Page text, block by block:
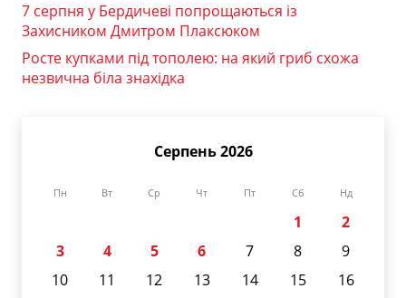
7 серпня у Бердичеві попрощаються із
Захисником Дмитром Плаксюком
Росте купками під тополею: на який гриб схожа
незвична біла знахідка
Серпень 2026
Пн Вт Ср Чт Пт Сб Нд
1
2
3
4 5 6 7 8
9
10
11 12 13 14 15
16